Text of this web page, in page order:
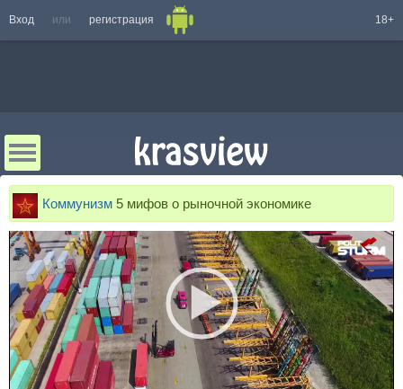
Вход или регистрация 18+
Коммунизм 5 мифов о рыночной экономике